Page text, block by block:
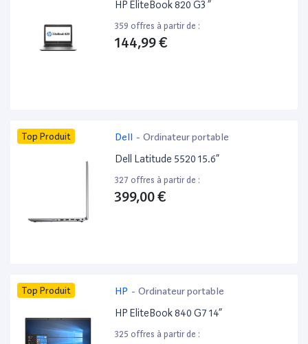
HP EliteBook 820 G3 ”
359 offres à partir de :
144,99 €
Top Produit Dell - Ordinateur portable
Dell Latitude 5520 15.6”
327 offres à partir de :
399,00 €
Top Produit HP - Ordinateur portable
HP EliteBook 840 G7 14”
325 offres à partir de :